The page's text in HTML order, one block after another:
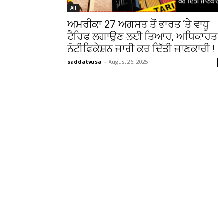
All
ਅਮਰੀਕਾ 27 ਅਗਸਤ ਤੋਂ ਭਾਰਤ ‘ਤੇ ਵਾਧੂ
ਟੈਰਿਫ ਲਗਾਉਣ ਲਈ ਤਿਆਰ, ਅਧਿਕਾਰਤ
ਨੋਟੀਫਿਕੇਸ਼ਨ ਜਾਰੀ ਕਰ ਦਿੱਤੀ ਜਾਣਕਾਰੀ !
saddatvusa - August 26, 2025